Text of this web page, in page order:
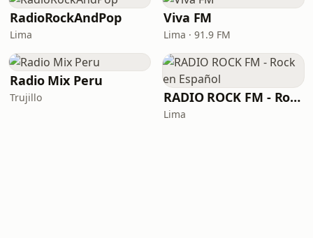
RadioRockAndPop
Lima
Viva FM
Lima · 91.9 FM
Radio Mix Peru
Trujillo RADIO ROCK FM - Rock en Español
Lima